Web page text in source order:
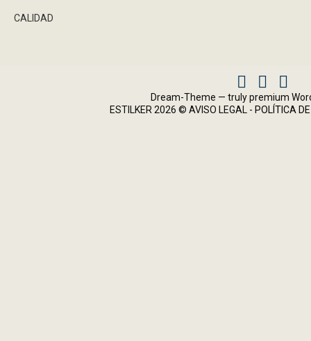
CALIDAD
FacebookInstagram
X
Dream-Theme — trulypremium
ESTILKER 2026 © AVISO LEGAL - POLÍTICA